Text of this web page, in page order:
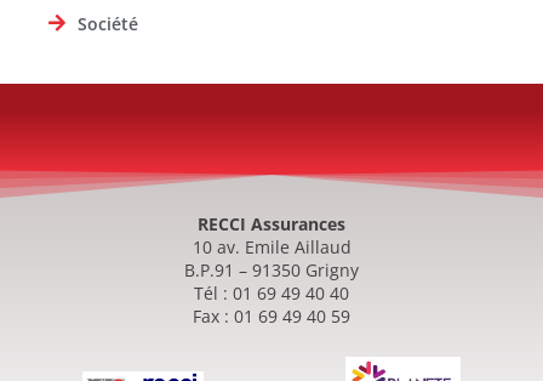
Société
RECCI Assurances
10 av. Emile Aillaud
B.P.91 – 91350 Grigny
Tél : 01 69 49 40 40
Fax : 01 69 49 40 59